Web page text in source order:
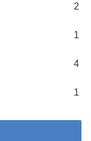
2
1
4
1